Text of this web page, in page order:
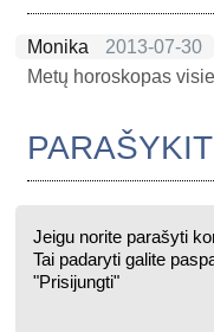
Monika
2013-07-30
Metų horoskopas